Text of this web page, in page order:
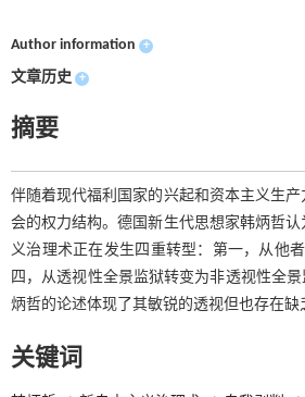
Author information +
文章历史 +
摘要
伴随着现代福利国家的兴起和资本主义生
会的权力结构。德国新生代思想家韩炳哲
义治理术正在发生四重转型：第一，从他
四，从透视性全景监狱转变为非透视性全
炳哲的论述体现了其敏锐的透视但也存在缺
关键词